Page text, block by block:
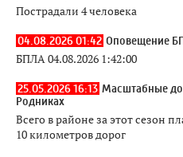
Пострадали 4 человека
04.08.2026 01:42 Оповещение
БПЛА 04.08.2026 1:42:00
25.05.2026 16:13 Масштабные
Родниках
Всего в районе за этот сезон
10 километров дорог